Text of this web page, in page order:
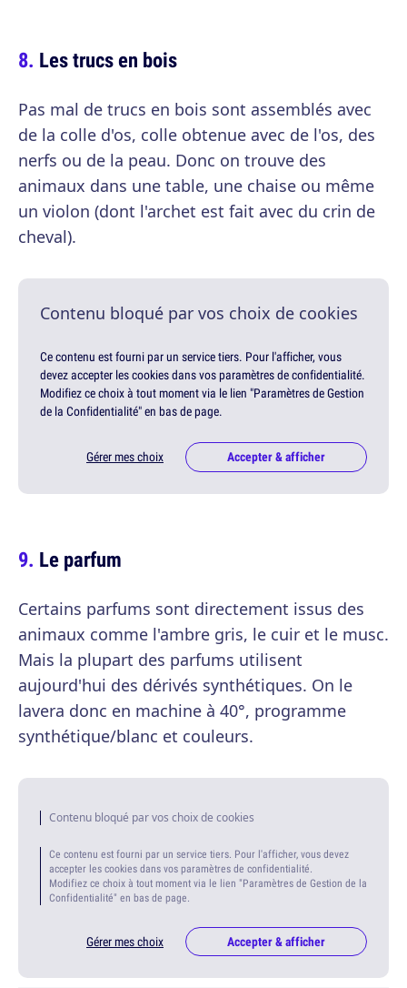
Les trucs en bois
Pas mal de trucs en bois sont assemblés avec
de la colle d'os, colle obtenue avec de l'os, des
nerfs ou de la peau. Donc on trouve des
animaux dans une table, une chaise ou même
un violon (dont l'archet est fait avec du crin de
cheval).
Contenu bloqué par vos choix de cookies
Ce contenu est fourni par un service tiers. Pour l'afficher, vous
devez accepter les cookies dans vos paramètres de confidentialité.
Modifiez ce choix à tout moment via le lien "Paramètres de Gestion
de la Confidentialité" en bas de page.
Gérer mes choix Accepter & afficher
Le parfum
Certains parfums sont directement issus des
animaux comme l'ambre gris, le cuir et le musc.
Mais la plupart des parfums utilisent
aujourd'hui des dérivés synthétiques. On le
lavera donc en machine à 40°, programme
synthétique/blanc et couleurs.
Contenu bloqué par vos choix de cookies
Ce contenu est fourni par un service tiers. Pour l'afficher, vous devez
accepter les cookies dans vos paramètres de confidentialité.
Modifiez ce choix à tout moment via le lien "Paramètres de Gestion de la
Confidentialité" en bas de page.
Gérer mes choix Accepter & afficher